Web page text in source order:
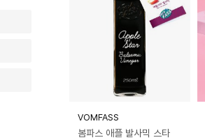
VOMFASS
봄파스 애플 발사믹 스타